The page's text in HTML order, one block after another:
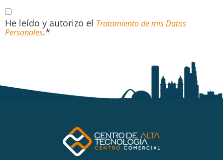
He leído y autorizo el Tratamiento de mis Datos
Personales.*